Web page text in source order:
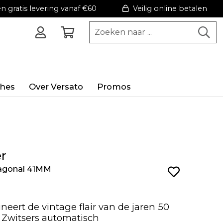
gratis levering vanaf €60 Veilig online betalen
Over Versato Promos
41MM
de vintage flair van de jaren 50
automatisch